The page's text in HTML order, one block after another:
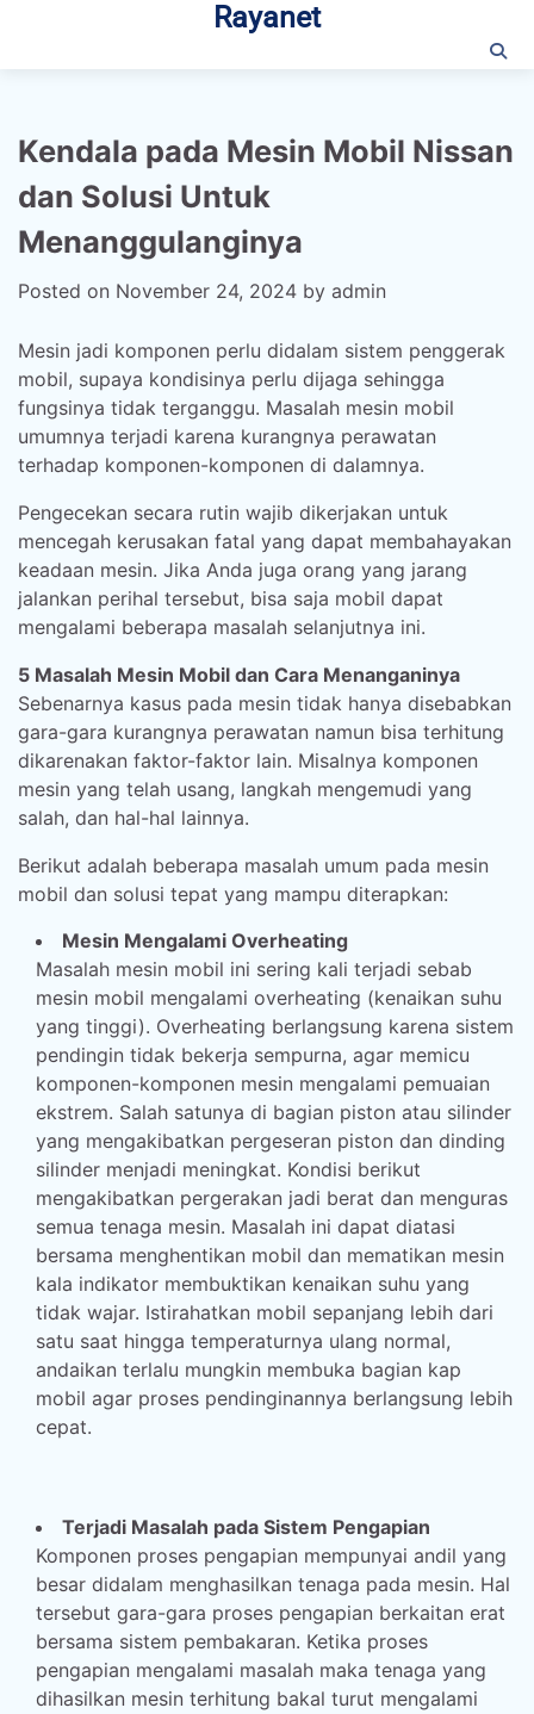
content
Rayanet
Kendala pada Mesin Mobil Nissan
dan Solusi Untuk
Menanggulanginya
Posted on November 24, 2024 by admin
Mesin jadi komponen perlu didalam sistem penggerak
mobil, supaya kondisinya perlu dijaga sehingga
fungsinya tidak terganggu. Masalah mesin mobil
umumnya terjadi karena kurangnya perawatan
terhadap komponen-komponen di dalamnya.
Pengecekan secara rutin wajib dikerjakan untuk
mencegah kerusakan fatal yang dapat membahayakan
keadaan mesin. Jika Anda juga orang yang jarang
jalankan perihal tersebut, bisa saja mobil dapat
mengalami beberapa masalah selanjutnya ini.
5 Masalah Mesin Mobil dan Cara Menanganinya
Sebenarnya kasus pada mesin tidak hanya disebabkan
gara-gara kurangnya perawatan namun bisa terhitung
dikarenakan faktor-faktor lain. Misalnya komponen
mesin yang telah usang, langkah mengemudi yang
salah, dan hal-hal lainnya.
Berikut adalah beberapa masalah umum pada mesin
mobil dan solusi tepat yang mampu diterapkan:
Mesin Mengalami Overheating
Masalah mesin mobil ini sering kali terjadi sebab
mesin mobil mengalami overheating (kenaikan suhu
yang tinggi). Overheating berlangsung karena sistem
pendingin tidak bekerja sempurna, agar memicu
komponen-komponen mesin mengalami pemuaian
ekstrem. Salah satunya di bagian piston atau silinder
yang mengakibatkan pergeseran piston dan dinding
silinder menjadi meningkat. Kondisi berikut
mengakibatkan pergerakan jadi berat dan menguras
semua tenaga mesin. Masalah ini dapat diatasi
bersama menghentikan mobil dan mematikan mesin
kala indikator membuktikan kenaikan suhu yang
tidak wajar. Istirahatkan mobil sepanjang lebih dari
satu saat hingga temperaturnya ulang normal,
andaikan terlalu mungkin membuka bagian kap
mobil agar proses pendinginannya berlangsung lebih
cepat.
Terjadi Masalah pada Sistem Pengapian
Komponen proses pengapian mempunyai andil yang
besar didalam menghasilkan tenaga pada mesin. Hal
tersebut gara-gara proses pengapian berkaitan erat
bersama sistem pembakaran. Ketika proses
pengapian mengalami masalah maka tenaga yang
dihasilkan mesin terhitung bakal turut mengalami